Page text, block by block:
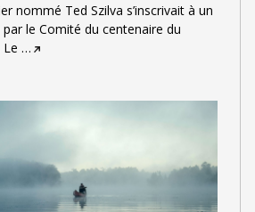
nommé Ted Szilva s’inscrivait à un
le Comité du centenaire du
Le …